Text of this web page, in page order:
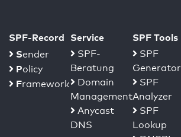
SPF-Record
Sender
Policy
Framework
Service
SPF-
Beratung
Domain
Management
Anycast
DNS
SPF Tools
SPF
Generator
SPF
Analyzer
SPF
Lookup